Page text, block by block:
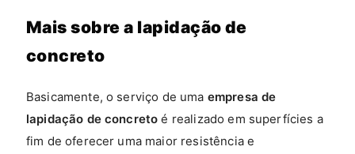
Mais sobre a lapidação de
concreto
Basicamente, o serviço de uma empresa de
lapidação de concreto é realizado em superfícies a
fim de oferecer uma maior resistência e